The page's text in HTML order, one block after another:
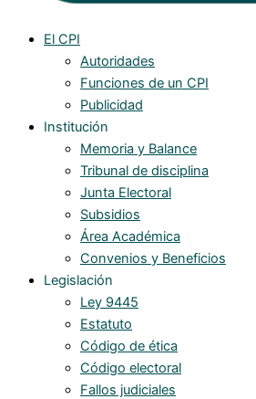
El CPI
Autoridades
Funciones de un CPI
Publicidad
Institución
Memoria y Balance
Tribunal de disciplina
Junta Electoral
Subsidios
Área Académica
Convenios y Beneficios
Legislación
Ley 9445
Estatuto
Código de ética
Código electoral
Fallos judiciales